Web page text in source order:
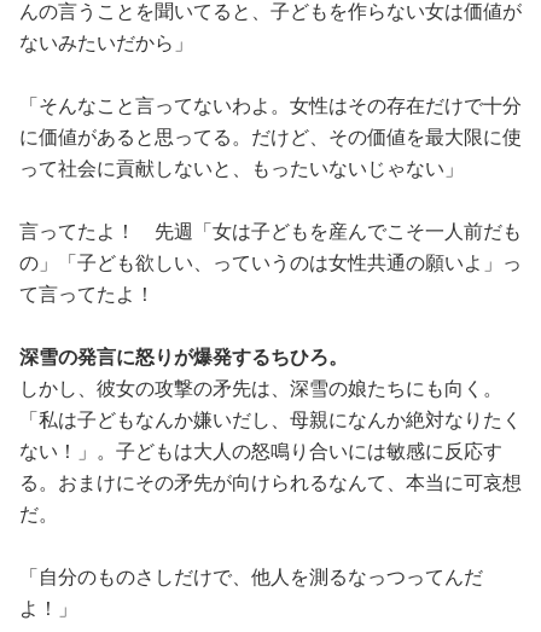
んの言うことを聞いてると、子どもを作らない女は価値が
ないみたいだから」
「そんなこと言ってないわよ。女性はその存在だけで十分
に価値があると思ってる。だけど、その価値を最大限に使
って社会に貢献しないと、もったいないじゃない」
言ってたよ！ 先週「女は子どもを産んでこそ一人前だも
の」「子ども欲しい、っていうのは女性共通の願いよ」っ
て言ってたよ！
深雪の発言に怒りが爆発するちひろ。
しかし、彼女の攻撃の矛先は、深雪の娘たちにも向く。
「私は子どもなんか嫌いだし、母親になんか絶対なりたく
ない！」。子どもは大人の怒鳴り合いには敏感に反応す
る。おまけにその矛先が向けられるなんて、本当に可哀想
だ。
「自分のものさしだけで、他人を測るなっつってんだ
よ！」